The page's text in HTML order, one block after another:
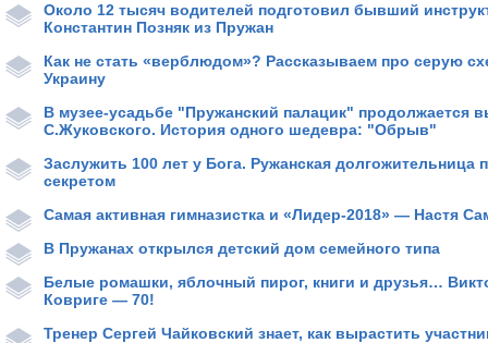
Около 12 тысяч водителей подготовил бывший
Константин Позняк из Пружан
Как не стать «верблюдом»? Рассказываем про серую
Украину
В музее-усадьбе "Пружанский палацик" продолжается
С.Жуковского. История одного шедевра: "Обрыв"
Заслужить 100 лет у Бога. Ружанская долгожительница
секретом
Самая активная гимназистка и «Лидер-2018» — Настя
В Пружанах открылся детский дом семейного типа
Белые ромашки, яблочный пирог, книги и друзья…
Ковриге — 70!
Тренер Сергей Чайковский знает, как вырастить